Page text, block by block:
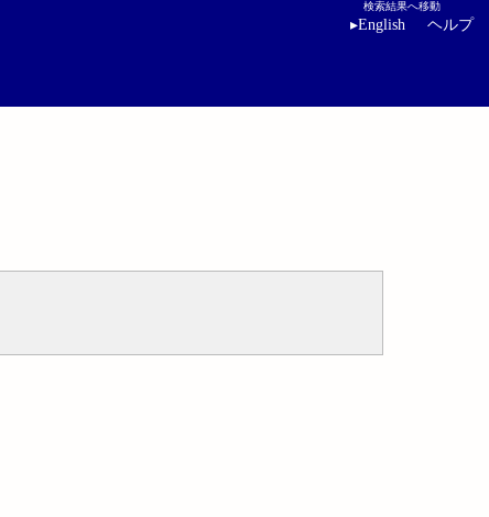
検索結果へ移動
▸English ヘルプ